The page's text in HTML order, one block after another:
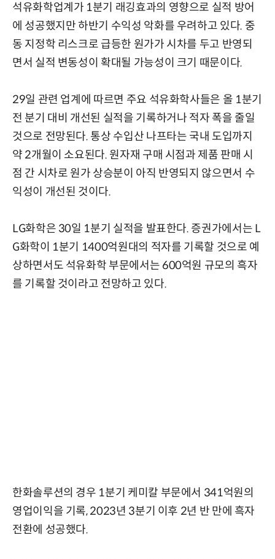
석유화학업계가 1분기 래깅효과의 영향으로 실적 방어
에 성공했지만 하반기 수익성 악화를 우려하고 있다. 중
동 지정학 리스크로 급등한 원가가 시차를 두고 반영되
면서 실적 변동성이 확대될 가능성이 크기 때문이다.
29일 관련 업계에 따르면 주요 석유화학사들은 올 1분기
전 분기 대비 개선된 실적을 기록하거나 적자 폭을 줄일
것으로 전망된다. 통상 수입산 나프타는 국내 도입까지
약 2개월이 소요된다. 원자재 구매 시점과 제품 판매 시
점 간 시차로 원가 상승분이 아직 반영되지 않으면서 수
익성이 개선된 것이다.
LG화학은 30일 1분기 실적을 발표한다. 증권가에서는 L
G화학이 1분기 1400억원대의 적자를 기록할 것으로 예
상하면서도 석유화학 부문에서는 600억원 규모의 흑자
를 기록할 것이라고 전망하고 있다.
한화솔루션의 경우 1분기 케미칼 부문에서 341억원의
영업이익을 기록, 2023년 3분기 이후 2년 반 만에 흑자
전환에 성공했다.